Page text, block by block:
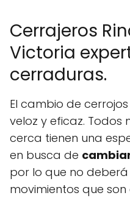
Cerrajeros
Victoria
cerraduras.
El cambio de
veloz y eficaz. Todos
cerca tienen una
en busca de
por lo que no
movimientos que